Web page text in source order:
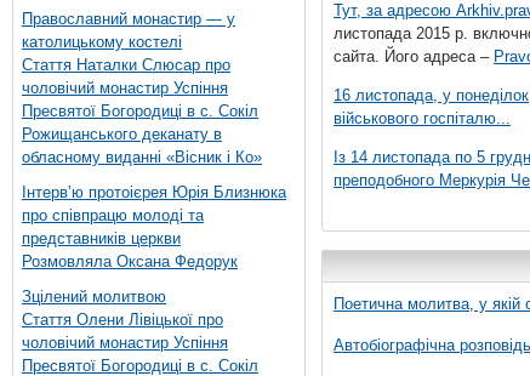
Православний монастир — у
католицькому костелі
Стаття Наталки Слюсар про
чоловічий монастир Успіння
Пресвятої Богородиці в с. Сокіл
Рожищанського деканату в
обласному виданні «Вісник і Ко»
Інтерв’ю протоієрея Юрія Близнюка
про співпрацю молоді та
представників церкви
Розмовляла Оксана Федорук
Зцілений молитвою
Стаття Олени Лівіцької про
чоловічий монастир Успіння
Пресвятої Богородиці в с. Сокіл
Тут, за адресою
листопада 2015 р.
сайта. Його адреса –
16 листопада, у
військового госпіталю...
Із 14 листопада по 5
преподобного Меркурія
Поетична молитва, у
Автобіографічна